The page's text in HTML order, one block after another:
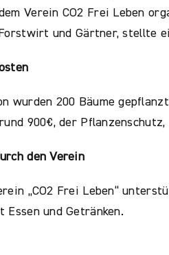
Verein CO2 Frei Leben
und Gärtner, stellte
wurden 200 Bäume
900€, der
den Verein
„CO2 Frei Leben“
Essen und Getränken.